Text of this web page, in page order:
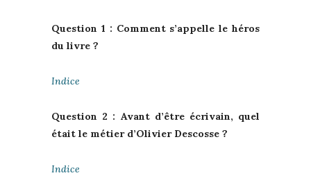
Question 1 : Comment s’appelle le héros
du livre ?
Indice
Question 2 : Avant d’être écrivain, quel
était le métier d’Olivier Descosse ?
Indice